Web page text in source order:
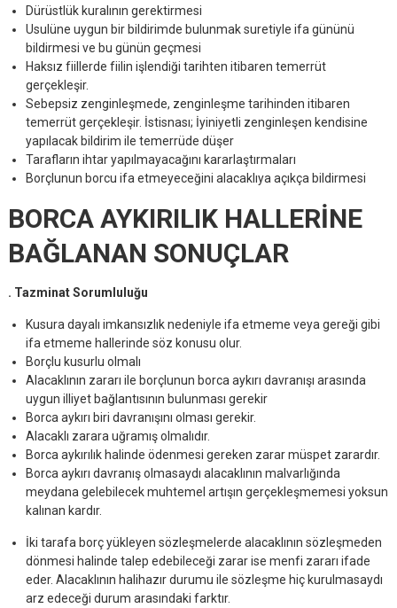
Dürüstlük kuralının gerektirmesi
Usulüne uygun bir bildirimde bulunmak suretiyle ifa gününü
bildirmesi ve bu günün geçmesi
Haksız fiillerde fiilin işlendiği tarihten itibaren temerrüt
gerçekleşir.
Sebepsiz zenginleşmede, zenginleşme tarihinden itibaren
temerrüt gerçekleşir. İstisnası; İyiniyetli zenginleşen kendisine
yapılacak bildirim ile temerrüde düşer
Tarafların ihtar yapılmayacağını kararlaştırmaları
Borçlunun borcu ifa etmeyeceğini alacaklıya açıkça bildirmesi
BORCA AYKIRILIK HALLERİNE
BAĞLANAN SONUÇLAR
. Tazminat Sorumluluğu
Kusura dayalı imkansızlık nedeniyle ifa etmeme veya gereği gibi
ifa etmeme hallerinde söz konusu olur.
Borçlu kusurlu olmalı
Alacaklının zararı ile borçlunun borca aykırı davranışı arasında
uygun illiyet bağlantısının bulunması gerekir
Borca aykırı biri davranışını olması gerekir.
Alacaklı zarara uğramış olmalıdır.
Borca aykırılık halinde ödenmesi gereken zarar müspet zarardır.
Borca aykırı davranış olmasaydı alacaklının malvarlığında
meydana gelebilecek muhtemel artışın gerçekleşmemesi yoksun
kalınan kardır.
İki tarafa borç yükleyen sözleşmelerde alacaklının sözleşmeden
dönmesi halinde talep edebileceği zarar ise menfi zararı ifade
eder. Alacaklının halihazır durumu ile sözleşme hiç kurulmasaydı
arz edeceği durum arasındaki farktır.